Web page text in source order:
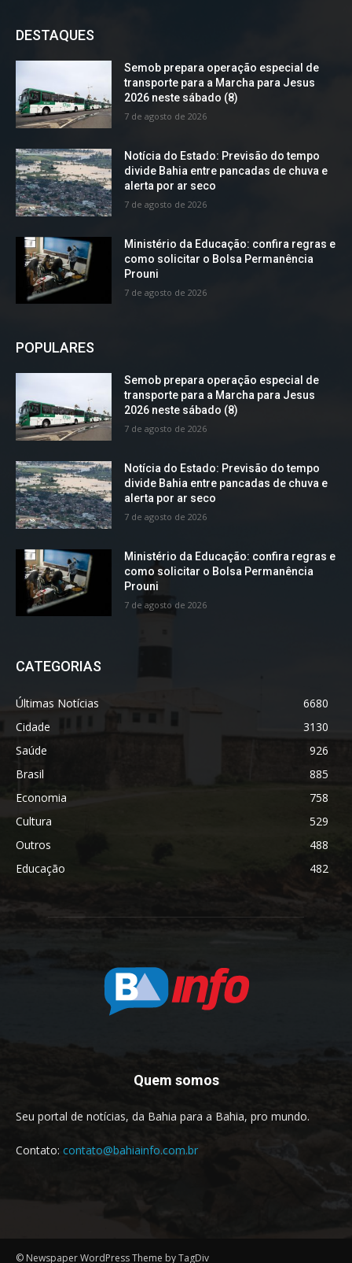
DESTAQUES
Semob prepara operação especial de
transporte para a Marcha para Jesus
2026 neste sábado (8)
7 de agosto de 2026
Notícia do Estado: Previsão do tempo
divide Bahia entre pancadas de chuva e
alerta por ar seco
7 de agosto de 2026
Ministério da Educação: confira regras e
como solicitar o Bolsa Permanência
Prouni
7 de agosto de 2026
POPULARES
Semob prepara operação especial de
transporte para a Marcha para Jesus
2026 neste sábado (8)
7 de agosto de 2026
Notícia do Estado: Previsão do tempo
divide Bahia entre pancadas de chuva e
alerta por ar seco
7 de agosto de 2026
Ministério da Educação: confira regras e
como solicitar o Bolsa Permanência
Prouni
7 de agosto de 2026
CATEGORIAS
Últimas Notícias
6680
Cidade
3130
Saúde
926
Brasil
885
Economia
758
Cultura
529
Outros
488
Educação
482
Quem somos
Seu portal de notícias, da Bahia para a Bahia, pro mundo.
Contato: contato@bahiainfo.com.br
© Newspaper WordPress Theme by TagDiv